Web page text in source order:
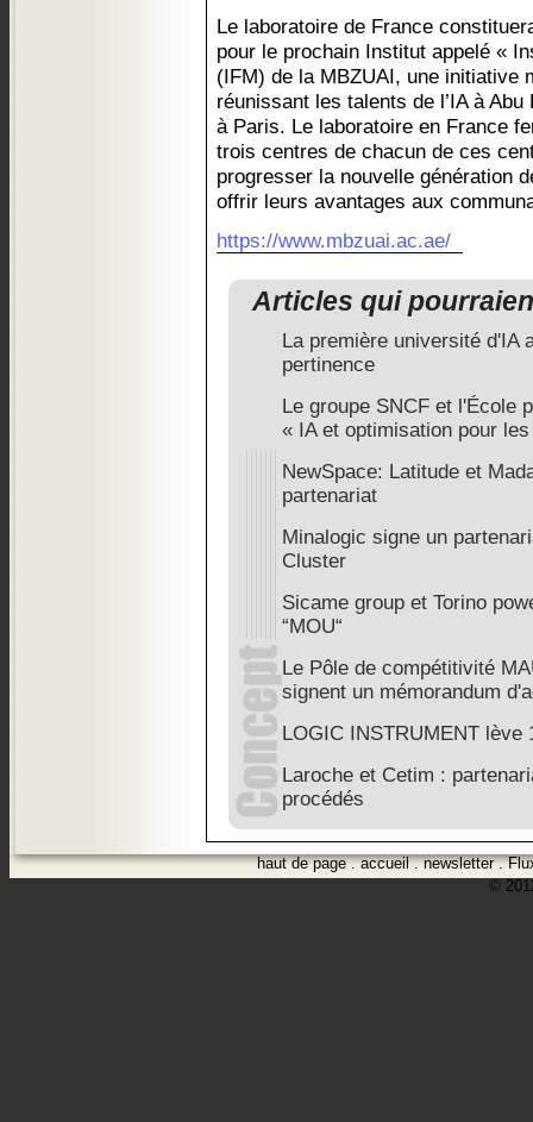
Le laboratoire de France
pour le prochain Institut appelé «
(IFM) de la MBZUAI, une initiative
réunissant les talents de l’IA à
à Paris. Le laboratoire en France
trois centres de chacun de ces
progresser la nouvelle génération
offrir leurs avantages aux
https://www.mbzuai.ac.ae/
Articles qui
La première université d'IA
pertinence
Le groupe SNCF et l'École
« IA et optimisation pour
NewSpace: Latitude et
partenariat
Minalogic signe un
Cluster
Sicame group et Torino
“MOU“
Le Pôle de compétitivité
signent un mémorandum
LOGIC INSTRUMENT lève
Laroche et Cetim :
procédés
haut de page.accueil.newsletter.
©